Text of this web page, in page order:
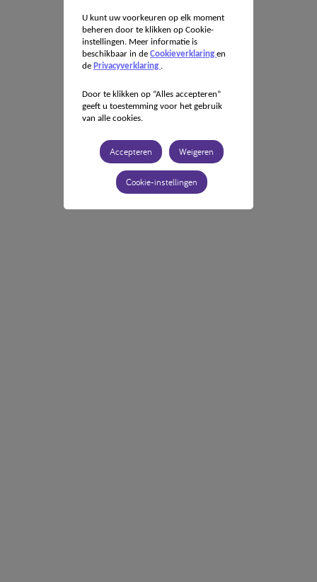
U kunt uw voorkeuren op elk moment
beheren door te klikken op Cookie-
instellingen. Meer informatie is
beschikbaar in de Cookieverklaring en
de Privacyverklaring .
Door te klikken op “Alles accepteren”
geeft u toestemming voor het gebruik
van alle cookies.
Accepteren Weigeren
Cookie-instellingen